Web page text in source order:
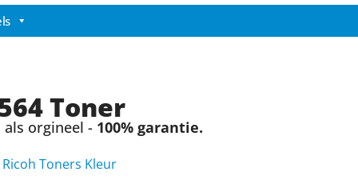
Toner
orgineel - 100% garantie.
Ricoh Toners Kleur